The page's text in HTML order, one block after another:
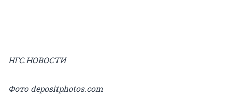
НГС.НОВОСТИ
Фото depositphotos.com